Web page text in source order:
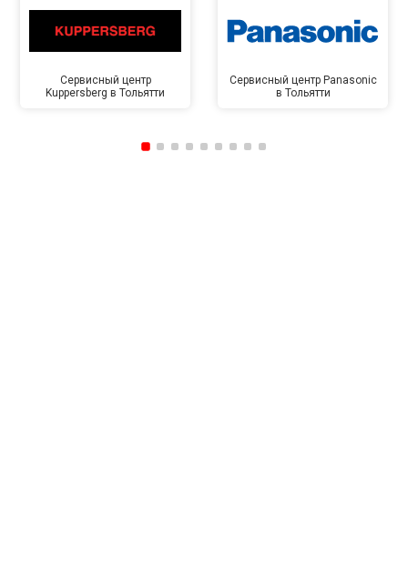
Сервисный центр
Kuppersberg в Тольятти
Сервисный центр Panasonic
в Тольятти